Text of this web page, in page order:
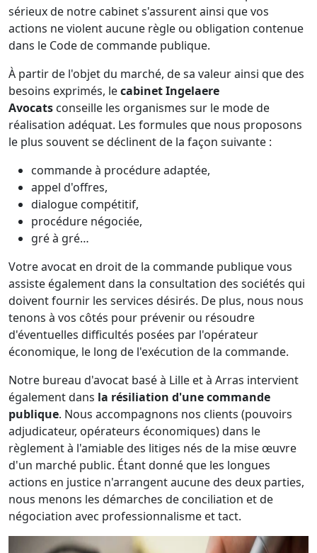
sérieux de notre cabinet s'assurent ainsi que vos
actions ne violent aucune règle ou obligation contenue
dans le Code de commande publique.
À partir de l'objet du marché, de sa valeur ainsi que des
besoins exprimés, lecabinet Ingelaere
Avocats conseille les organismes sur le mode de
réalisation adéquat. Les formules que nous proposons
le plus souvent se déclinent de la façon suivante :
commande à procédure adaptée,
appel d'offres,
dialogue compétitif,
procédure négociée,
gré à gré…
Votre avocat en droit de la commande publique vous
assiste également dans la consultation des sociétés qui
doivent fournir les services désirés. De plus, nous nous
tenons à vos côtés pour prévenir ou résoudre
d'éventuelles difficultés posées par l'opérateur
économique, le long de l'exécution de la commande.
Notre bureau d'avocat basé à Lille et à Arras intervient
également dans la résiliation d'une commande
publique. Nous accompagnons nos clients (pouvoirs
adjudicateur, opérateurs économiques) dans le
règlement à l'amiable des litiges nés de la mise œuvre
d'un marché public. Étant donné que les longues
actions en justice n'arrangent aucune des deux parties,
nous menons les démarches de conciliation et de
négociation avec professionnalisme et tact.